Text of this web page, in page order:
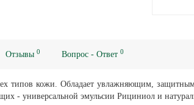
Отзывы 0 Вопрос - Ответ 0
типов кожи. Обладает увлажняющим,
- универсальной эмульсии Рициниол и